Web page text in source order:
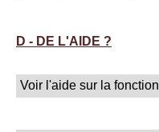
D - DE L'AIDE ?
Voir l'aide sur la fonction